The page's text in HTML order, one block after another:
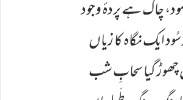
چاک ہے پردۂ وجود
ایک نگاہ کا زیاں
چھوڑ گیا سحابِ شب